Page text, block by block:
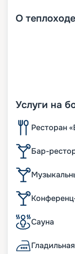
О теплоходе
Услуги на
Ресторан
Бар-
Сауна